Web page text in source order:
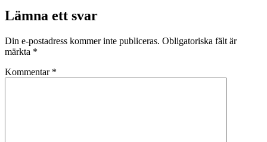
Lämna ett svar
Din e-postadress kommer inte publiceras. Obligatoriska fält är
märkta *
Kommentar *